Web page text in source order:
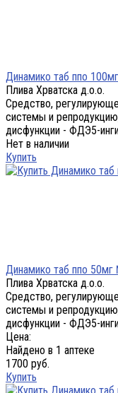
Динамико таб ппо
Плива Хрватска д.о.о.
Средство,
системы и
дисфункции - ФДЭ5-
Нет в наличии
Купить
Динамико таб ппо
Плива Хрватска д.о.о.
Средство,
системы и
дисфункции - ФДЭ5-
Цена:
Найдено в 1 аптеке
1700 руб.
Купить